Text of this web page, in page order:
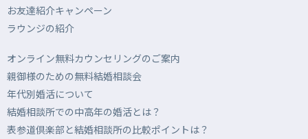
お友達紹介キャンペーン
ラウンジの紹介
オンライン無料カウンセリングのご案内
親御様のための無料結婚相談会
年代別婚活について
結婚相談所での中高年の婚活とは？
表参道倶楽部と結婚相談所の比較ポイントは？